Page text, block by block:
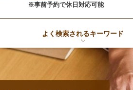
※事前予約で休日対応可能
よく検索されるキーワード